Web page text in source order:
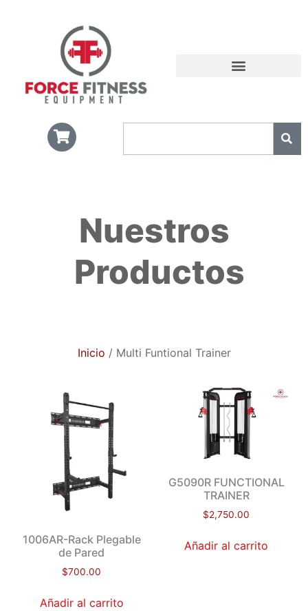
Nuestros
Productos
Inicio / Multi Funtional Trainer
1006AR-Rack Plegable
de Pared
$700.00
Añadir al carrito
G5090R FUNCTIONAL
TRAINER
$2,750.00
Añadir al carrito